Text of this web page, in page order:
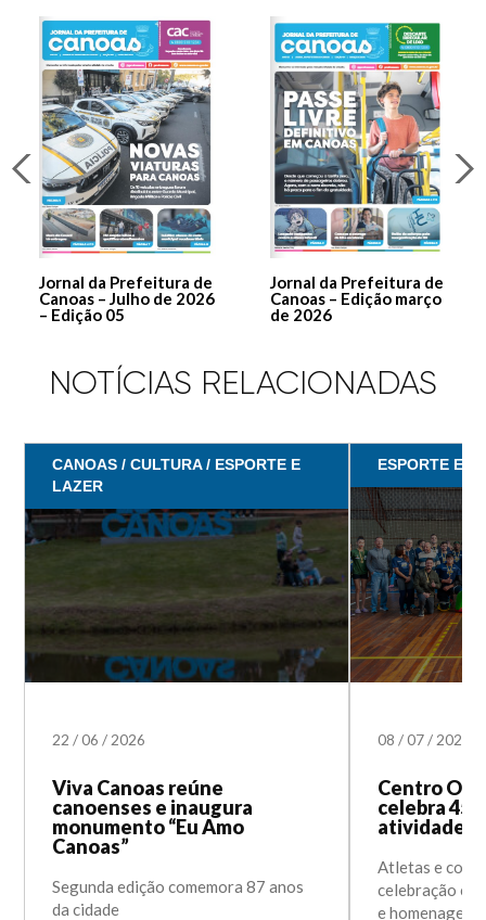
Jornal da Prefeitura de
Canoas – Julho de 2026
– Edição 05
Jornal da Prefeitura de
Canoas – Edição março
de 2026
NOTÍCIAS RELACIONADAS
CANOAS / CULTURA / ESPORTE E
LAZER
22/06/ 2026
Viva Canoas reúne
canoenses e inaugura
monumento “Eu Amo
Canoas”
Segunda edição comemora 87 anos
da cidade
ESPORTE E
08/07/ 2025
Centro
celebra 45
atividades
Atletas e
celebração
e homenagens